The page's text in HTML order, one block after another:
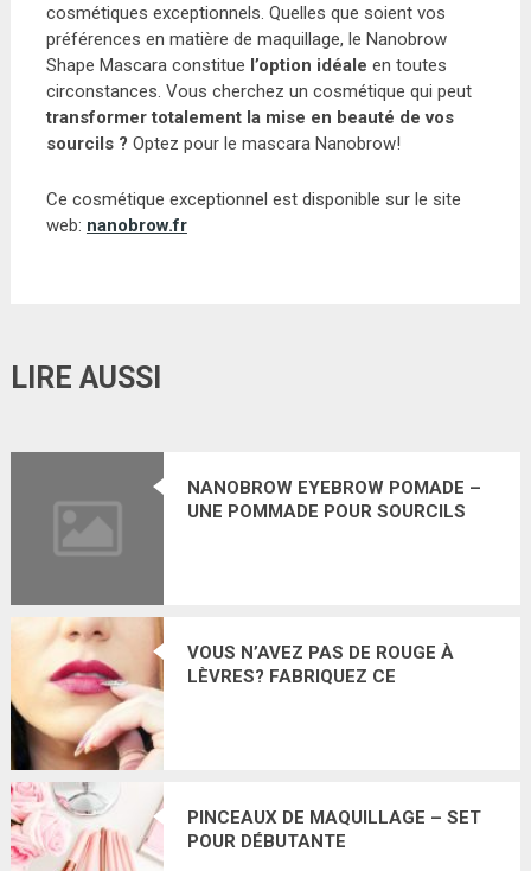
cosmétiques exceptionnels. Quelles que soient vos
préférences en matière de maquillage, le Nanobrow
Shape Mascara constitue l’option idéale en toutes
circonstances. Vous cherchez un cosmétique qui peut
transformer totalement la mise en beauté de vos
sourcils ? Optez pour le mascara Nanobrow!
Ce cosmétique exceptionnel est disponible sur le site
web: nanobrow.fr
LIRE AUSSI
NANOBROW EYEBROW POMADE –
UNE POMMADE POUR SOURCILS
VOUS N’AVEZ PAS DE ROUGE À
LÈVRES? FABRIQUEZ CE
PINCEAUX DE MAQUILLAGE – SET
POUR DÉBUTANTE